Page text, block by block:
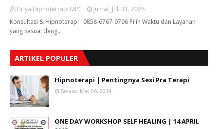
Griya Hipnoterrapi MPC
Jumat, Juli 31, 2026
Konsultasi & Hipnoterapi : 0858-6767-9796 Pilih Waktu dan Layanan
yang Sesuai deng…
ARTIKEL POPULER
Hipnoterapi | Pentingnya Sesi Pra Terapi
Selasa, Mei 06, 2014
ONE DAY WORKSHOP SELF HEALING | 14 APRIL